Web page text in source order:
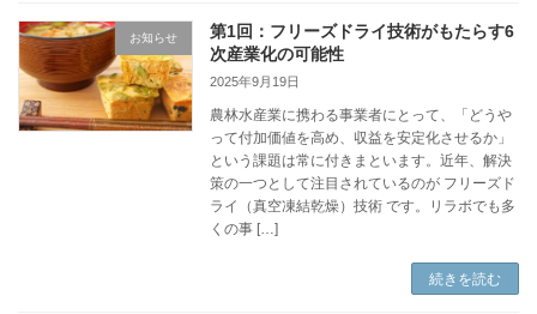
お知らせ
第1回：フリーズドライ技術がもたらす6
次産業化の可能性
2025年9月19日
農林水産業に携わる事業者にとって、「どうや
って付加価値を高め、収益を安定化させるか」
という課題は常に付きまといます。近年、解決
策の一つとして注目されているのが フリーズド
ライ（真空凍結乾燥）技術 です。リラボでも多
くの事 […]
続きを読む